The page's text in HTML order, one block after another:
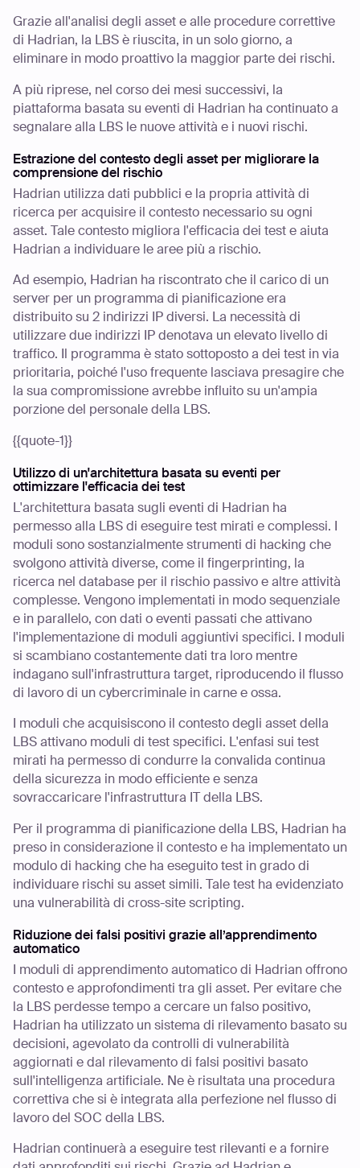
Grazie all'analisi degli asset e alle procedure correttive
di Hadrian, la LBS è riuscita, in un solo giorno, a
eliminare in modo proattivo la maggior parte dei rischi.
A più riprese, nel corso dei mesi successivi, la
piattaforma basata su eventi di Hadrian ha continuato a
segnalare alla LBS le nuove attività e i nuovi rischi.
Estrazione del contesto degli asset per migliorare la
comprensione del rischio
Hadrian utilizza dati pubblici e la propria attività di
ricerca per acquisire il contesto necessario su ogni
asset. Tale contesto migliora l'efficacia dei test e aiuta
Hadrian a individuare le aree più a rischio.
Ad esempio, Hadrian ha riscontrato che il carico di un
server per un programma di pianificazione era
distribuito su 2 indirizzi IP diversi. La necessità di
utilizzare due indirizzi IP denotava un elevato livello di
traffico. Il programma è stato sottoposto a dei test in via
prioritaria, poiché l'uso frequente lasciava presagire che
la sua compromissione avrebbe influito su un'ampia
porzione del personale della LBS.
{{quote-1}}
Utilizzo di un'architettura basata su eventi per
ottimizzare l'efficacia dei test
L'architettura basata sugli eventi di Hadrian ha
permesso alla LBS di eseguire test mirati e complessi. I
moduli sono sostanzialmente strumenti di hacking che
svolgono attività diverse, come il fingerprinting, la
ricerca nel database per il rischio passivo e altre attività
complesse. Vengono implementati in modo sequenziale
e in parallelo, con dati o eventi passati che attivano
l'implementazione di moduli aggiuntivi specifici. I moduli
si scambiano costantemente dati tra loro mentre
indagano sull'infrastruttura target, riproducendo il flusso
di lavoro di un cybercriminale in carne e ossa.
I moduli che acquisiscono il contesto degli asset della
LBS attivano moduli di test specifici. L'enfasi sui test
mirati ha permesso di condurre la convalida continua
della sicurezza in modo efficiente e senza
sovraccaricare l'infrastruttura IT della LBS.
Per il programma di pianificazione della LBS, Hadrian ha
preso in considerazione il contesto e ha implementato un
modulo di hacking che ha eseguito test in grado di
individuare rischi su asset simili. Tale test ha evidenziato
una vulnerabilità di cross-site scripting.
Riduzione dei falsi positivi grazie all’apprendimento
automatico
I moduli di apprendimento automatico di Hadrian offrono
contesto e approfondimenti tra gli asset. Per evitare che
la LBS perdesse tempo a cercare un falso positivo,
Hadrian ha utilizzato un sistema di rilevamento basato su
decisioni, agevolato da controlli di vulnerabilità
aggiornati e dal rilevamento di falsi positivi basato
sull'intelligenza artificiale. Ne è risultata una procedura
correttiva che si è integrata alla perfezione nel flusso di
lavoro del SOC della LBS.
Hadrian continuerà a eseguire test rilevanti e a fornire